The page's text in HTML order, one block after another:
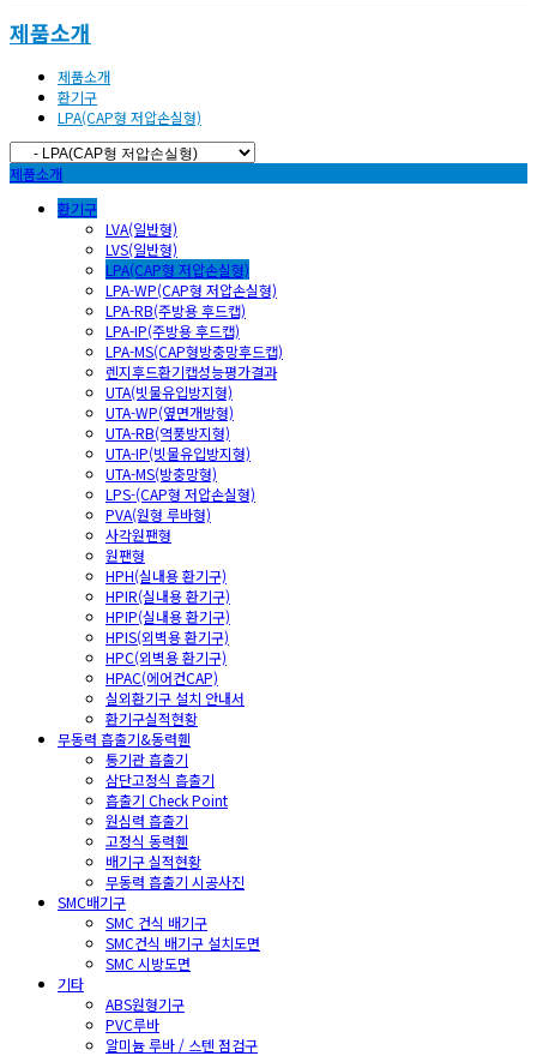
제품소개
제품소개
환기구
LPA(CAP형 저압손실형)
제품소개
환기구
LVA(일반형)
LVS(일반형)
LPA(CAP형 저압손실형)
LPA-WP(CAP형 저압손실형)
LPA-RB(주방용 후드캡)
LPA-IP(주방용 후드캡)
LPA-MS(CAP형방충망후드캡)
렌지후드환기캡성능평가결과
UTA(빗물유입방지형)
UTA-WP(옆면개방형)
UTA-RB(역풍방지형)
UTA-IP(빗물유입방지형)
UTA-MS(방충망형)
LPS-(CAP형 저압손실형)
PVA(원형 루바형)
사각원팬형
원팬형
HPH(실내용 환기구)
HPIR(실내용 환기구)
HPIP(실내용 환기구)
HPIS(외벽용 환기구)
HPC(외벽용 환기구)
HPAC(에어컨CAP)
실외환기구 설치 안내서
환기구실적현황
무동력 흡출기&동력휀
통기관 흡출기
삼단고정식 흡출기
흡출기 Check Point
원심력 흡출기
고정식 동력휀
배기구 실적현황
무동력 흡출기 시공사진
SMC배기구
SMC 건식 배기구
SMC건식 배기구 설치도면
SMC 시방도면
기타
ABS원형기구
PVC루바
알미늄 루바 / 스텐 점검구